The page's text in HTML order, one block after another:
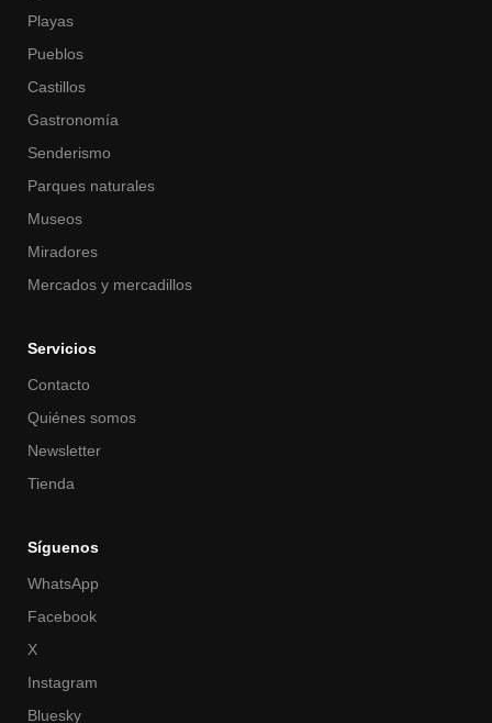
Playas
Pueblos
Castillos
Gastronomía
Senderismo
Parques naturales
Museos
Miradores
Mercados y mercadillos
Servicios
Contacto
Quiénes somos
Newsletter
Tienda
Síguenos
WhatsApp
Facebook
X
Instagram
Bluesky